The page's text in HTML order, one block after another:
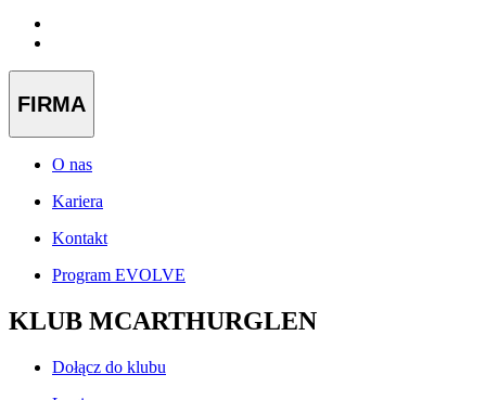
FIRMA
O nas
Kariera
Kontakt
Program EVOLVE
KLUB MCARTHURGLEN
Dołącz do klubu